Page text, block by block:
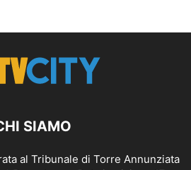
SIAMO
al Tribunale di Torre Annunziata